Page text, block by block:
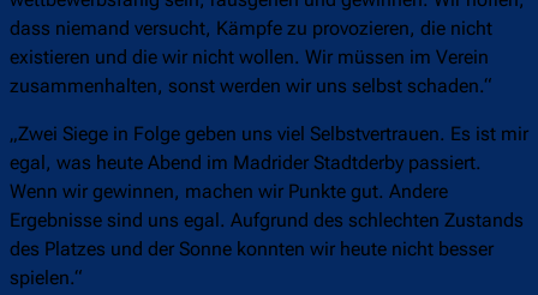
dass niemand versucht, Kämpfe zu provozieren, die nicht
existieren und die wir nicht wollen. Wir müssen im Verein
zusammenhalten, sonst werden wir uns selbst schaden.“
„Zwei Siege in Folge geben uns viel Selbstvertrauen. Es ist mir
egal, was heute Abend im Madrider Stadtderby passiert.
Wenn wir gewinnen, machen wir Punkte gut. Andere
Ergebnisse sind uns egal. Aufgrund des schlechten Zustands
des Platzes und der Sonne konnten wir heute nicht besser
spielen.“